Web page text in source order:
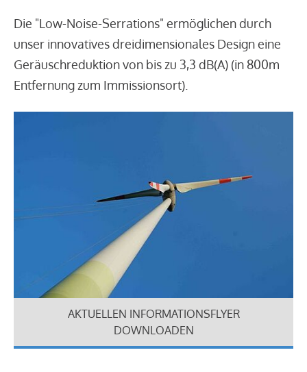
Die "Low-Noise-Serrations" ermöglichen durch
unser innovatives dreidimensionales Design eine
Geräuschreduktion von bis zu 3,3 dB(A) (in 800m
Entfernung zum Immissionsort).
AKTUELLEN INFORMATIONSFLYER
DOWNLOADEN